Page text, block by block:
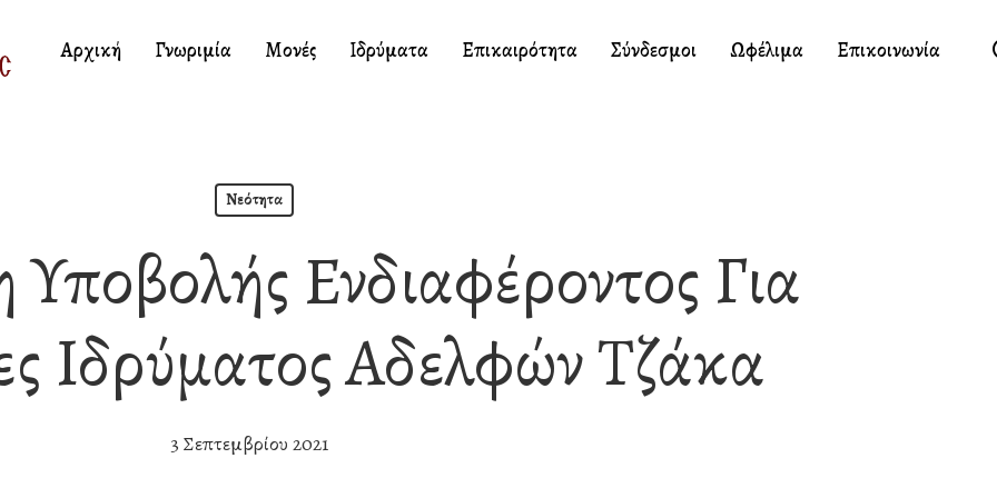
Αρχική Γνωριμία Μονές Ιδρύματα Επικαιρότητα Σύνδεσμοι Ωφέλιμα Επικοινωνία
Νεότητα
Ενδιαφέροντος Για
Ιδρύματος Αδελφών Τζάκα
3 Σεπτεμβρίου 2021